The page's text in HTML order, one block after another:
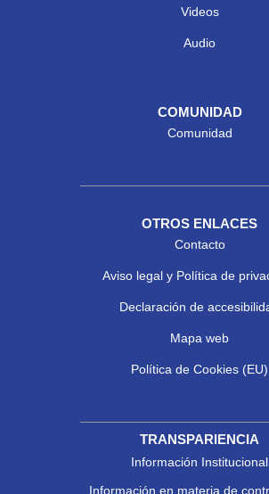
Videos
Audio
COMUNIDAD
Comunidad
OTROS ENLACES
Contacto
Aviso legal y Política de
Declaración de
Mapa web
Política de Cookies (EU)
TRANSPARIENCIA
Información Institucional
Información en materia de